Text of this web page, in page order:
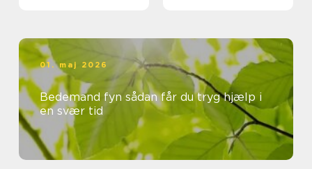
01. maj 2026
Bedemand fyn sådan får du tryg hjælp i
en svær tid